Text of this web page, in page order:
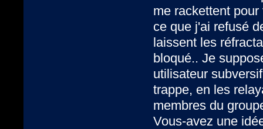
me rackettent
ce que j'ai refusé
laissent les
bloqué.. Je
utilisateur
trappe, en les
membres du
Vous-avez une